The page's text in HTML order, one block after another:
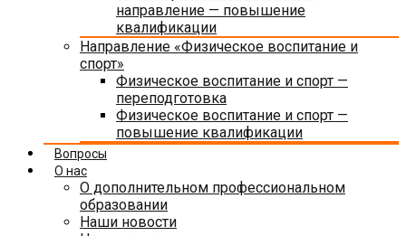
направление — повышение
квалификации
Направление «Физическое воспитание и
спорт»
Физическое воспитание и спорт —
переподготовка
Физическое воспитание и спорт —
повышение квалификации
Вопросы
О нас
О дополнительном профессиональном
образовании
Наши новости